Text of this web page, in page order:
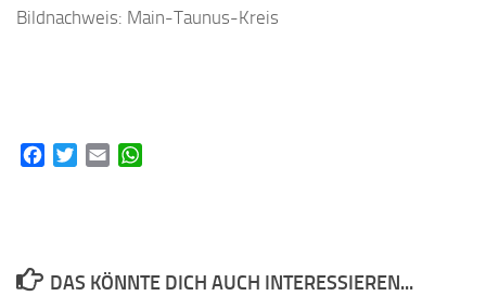
Bildnachweis: Main-Taunus-Kreis
FacebookTwitterEmail
DAS KÖNNTE DICH AUCH INTERESSIEREN...